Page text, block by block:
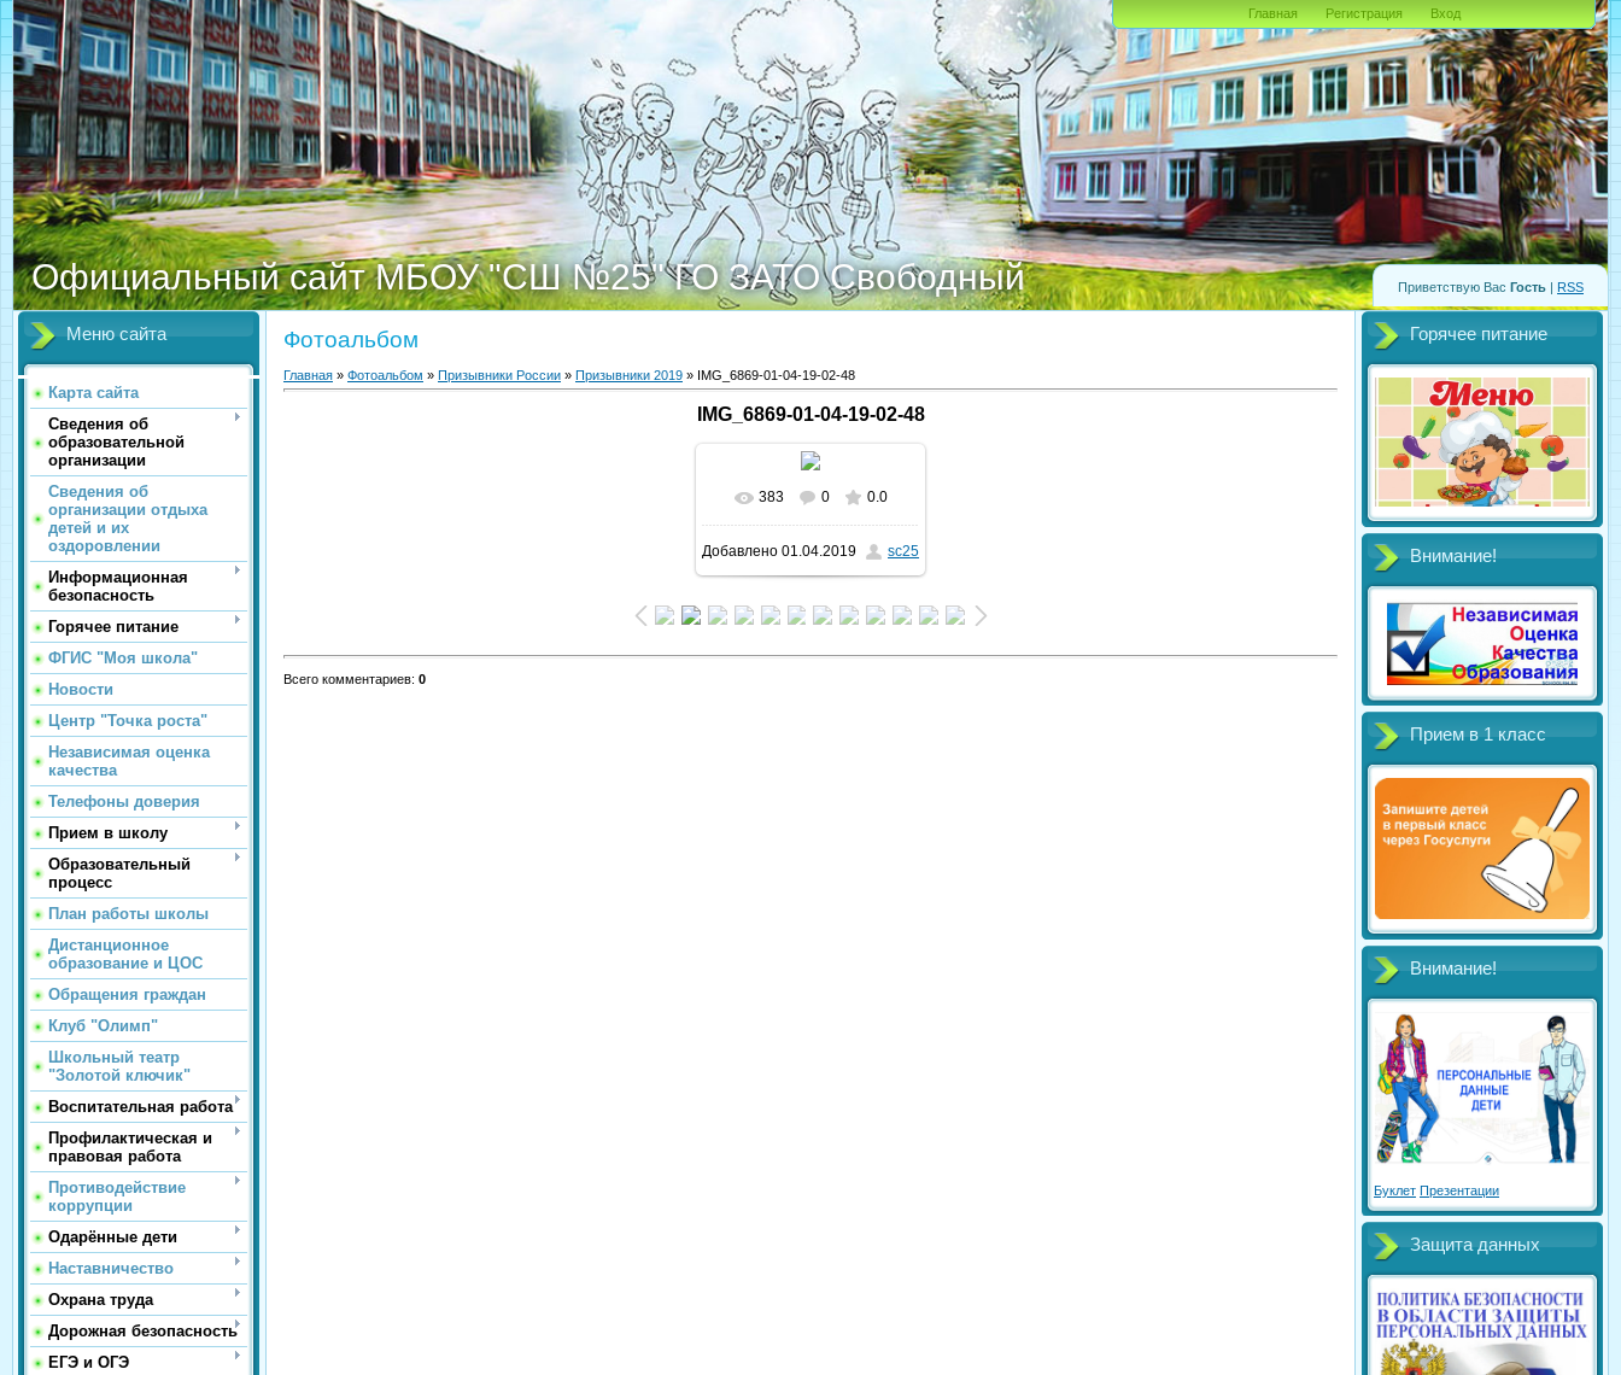
Приветствую Вас Гость | RSS
Официальный сайт МБОУ "СШ №25" ГО ЗАТО Свободный
Главная Регистрация Вход
Меню сайта
Карта сайта
Сведения об
образовательной
организации
Сведения об
организации отдыха
детей и их
оздоровлении
Информационная
безопасность
Горячее питание
ФГИС "Моя школа"
Новости
Центр "Точка роста"
Независимая оценка
качества
Телефоны доверия
Прием в школу
Образовательный
процесс
План работы школы
Дистанционное
образование и ЦОС
Обращения граждан
Клуб "Олимп"
Школьный театр
"Золотой ключик"
Воспитательная работа
Профилактическая и
правовая работа
Противодействие
коррупции
Одарённые дети
Наставничество
Охрана труда
Дорожная безопасность
ЕГЭ и ОГЭ
Фотоальбом
Главная » Фотоальбом » Призывники России » Призывники 2019 » IMG_6869-01-04-19-02-48
IMG_6869-01-04-19-02-48
В реальном размере
1024x768 / 336.9Kb
383 0 0.0
Добавлено 01.04.2019 sc25
Всего комментариев: 0
Горячее питание
Внимание!
Прием в 1 класс
Внимание!
Буклет Презентации
Защита данных